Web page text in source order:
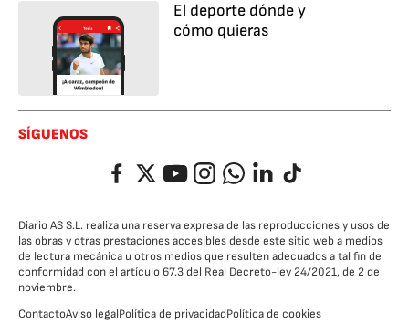
El deporte dónde y
cómo quieras
SÍGUENOS
FacebookTwitterYouTubeInstagramWhatsappLinkedIn
TikTok
Diario AS S.L. realiza una reserva expresa de las reproducciones y usos de
las obras y otras prestaciones accesibles desde este sitio web a medios
de lectura mecánica u otros medios que resulten adecuados a tal fin de
conformidad con el artículo 67.3 del Real Decreto-ley 24/2021, de 2 de
noviembre.
ContactoAviso legalPolítica de privacidadPolítica de cookies